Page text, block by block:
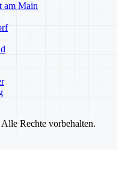
am Main
Rechte vorbehalten.